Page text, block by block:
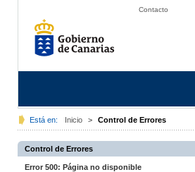
Contacto
Está en: Inicio > Control de Errores
Control de Errores
Error 500: Página no disponible